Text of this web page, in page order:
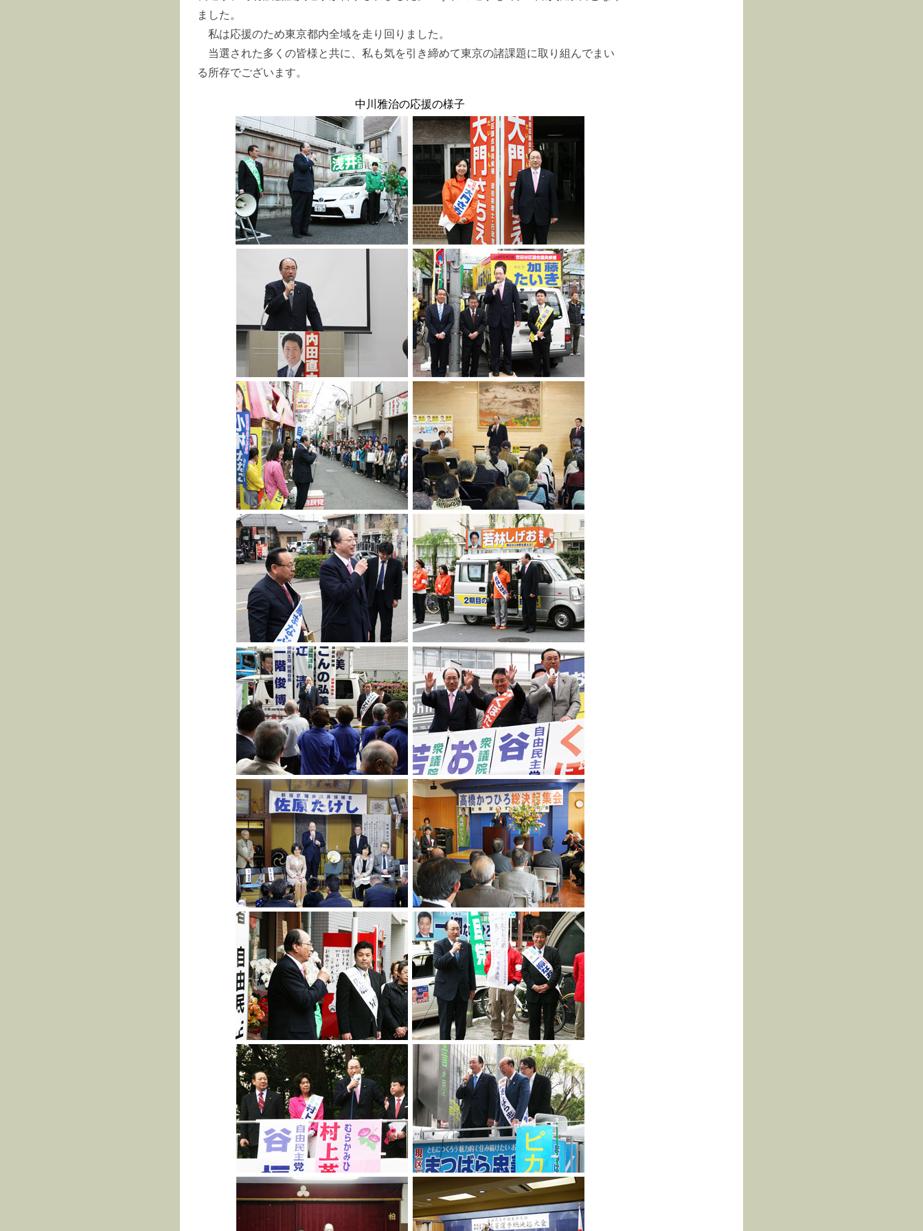
ました。
私は応援のため東京都内全域を走り回りました。
当選された多くの皆様と共に、私も気を引き締めて東京の諸課題に取り組んでまい
る所存でございます。
中川雅治の応援の様子